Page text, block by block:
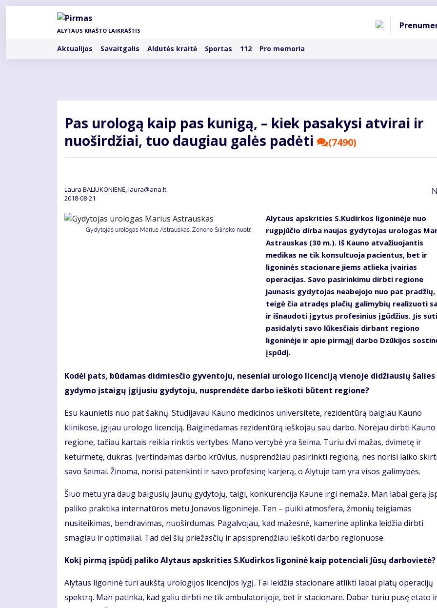
Pereiti
ALYTAUS KRAŠTO LAIKRAŠTIS
Rubrikos
Aktualijos Savaitgalis Aldutės kraitė Sportas 112 Pro memoria
Pas urologą kaip pas kunigą, – kiek pasakysi atvirai ir
nuoširdžiai, tuo daugiau galės padėti
(7490)
Laura BALIUKONIENĖ, laura@ana.lt
2018-08-21
Gydytojas urologas Marius Astrauskas. Zenono Šilinsko nuotr.
Alytaus apskrities S.Kudirkos ligoninėje nuo
rugpjūčio dirba naujas gydytojas urologas
Astrauskas (30 m.). Iš Kauno atvažiuojantis
medikas ne tik konsultuoja pacientus, bet ir
ligoninės stacionare jiems atlieka įvairias
operacijas. Savo pasirinkimu dirbti regione
jaunasis gydytojas neabejojo nuo pat pradžių,
teigė čia atradęs plačių galimybių realizuoti
ir išnaudoti įgytus profesinius įgūdžius. Jis
pasidalyti savo lūkesčiais dirbant regiono
ligoninėje ir apie pirmąjį darbo Dzūkijos
įspūdį.
Kodėl pats, būdamas didmiesčio gyventoju, neseniai urologo licenciją vienoje didžiausių šalies
gydymo įstaigų įgijusiu gydytoju, nusprendėte darbo ieškoti būtent regione?
Esu kaunietis nuo pat šaknų. Studijavau Kauno medicinos universitete, rezidentūrą baigiau Kauno
klinikose, įgijau urologo licenciją. Baiginėdamas rezidentūrą ieškojau sau darbo. Norėjau dirbti Kauno
regione, tačiau kartais reikia rinktis vertybes. Mano vertybė yra šeima. Turiu dvi mažas, dvimetę ir
keturmetę, dukras. Įvertindamas darbo krūvius, nusprendžiau pasirinkti regioną, nes norisi laiko
savo šeimai. Žinoma, norisi patenkinti ir savo profesinę karjerą, o Alytuje tam yra visos galimybės.
Šiuo metu yra daug baigusių jaunų gydytojų, taigi, konkurencija Kaune irgi nemaža. Man labai gerą
paliko praktika internatūros metu Jonavos ligoninėje. Ten – puiki atmosfera, žmonių teigiamas
nusiteikimas, bendravimas, nuoširdumas. Pagalvojau, kad mažesnė, kamerinė aplinka leidžia dirbti
smagiau ir optimaliai. Tad dėl šių priežasčių ir apsisprendžiau ieškoti darbo regionuose.
Kokį pirmą įspūdį paliko Alytaus apskrities S.Kudirkos ligoninė kaip potenciali Jūsų darbovietė?
Alytaus ligoninė turi aukštą urologijos licencijos lygį. Tai leidžia stacionare atlikti labai platų operacijų
spektrą. Man patinka, kad galiu dirbti ne tik ambulatorijoje, bet ir stacionare. Dabar turiu pusę etato